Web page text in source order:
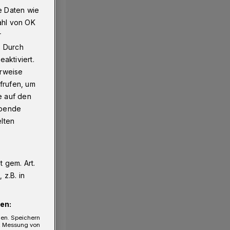
Daten wie
von OK
Durch
um
auf den
gem. Art.
z.B. in
Speichern
von